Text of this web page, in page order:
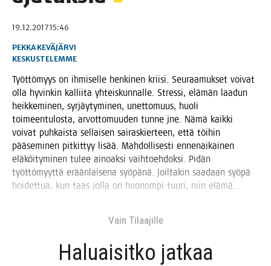
19.12.2017 15:46
PEKKA KEVÄJÄRVI
KESKUSTELEMME
Työt­tö­myys on ihmi­sel­le hen­ki­nen krii­si. Seu­raa­muk­set voi­vat
olla hyvin­kin kal­lii­ta yhteis­kun­nal­le. Stres­si, elä­män laa­dun
heik­ke­mi­nen, syr­jäy­ty­mi­nen, unet­to­muus, huo­li
toi­meen­tu­los­ta, arvot­to­muu­den tun­ne jne. Nämä kaik­ki
voi­vat puh­kais­ta sel­lai­sen sai­ras­kier­teen, että töi­hin
pää­se­mi­nen pit­kit­tyy lisää. Mah­dol­li­ses­ti ennen­ai­kai­nen
elä­köi­ty­mi­nen tulee ainoak­si vaih­toeh­dok­si. Pidän
työt­tö­myyt­tä erään­lai­se­na syö­pä­nä. Joil­ta­kin saa­daan syö­pä
hoi­det­tua, kun taas jol­la on huo­nom­pi tuu­ri, niin elämä…
Vain Tilaa­jil­le
Haluai­sit­ko jat­kaa